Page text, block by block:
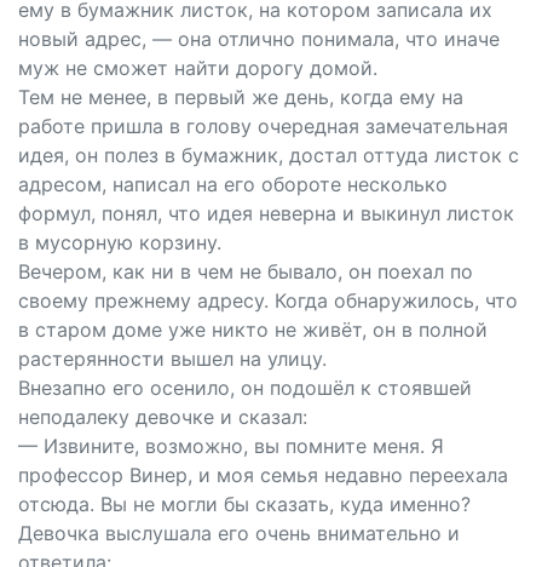
ему в бумажник листок, на котором записала их
новый адрес, — она отлично понимала, что иначе
муж не сможет найти дорогу домой.
Тем не менее, в первый же день, когда ему на
работе пришла в голову очередная замечательная
идея, он полез в бумажник, достал оттуда листок с
адресом, написал на его обороте несколько
формул, понял, что идея неверна и выкинул листок
в мусорную корзину.
Вечером, как ни в чем не бывало, он поехал по
своему прежнему адресу. Когда обнаружилось, что
в старом доме уже никто не живёт, он в полной
растерянности вышел на улицу.
Внезапно его осенило, он подошёл к стоявшей
неподалеку девочке и сказал:
— Извините, возможно, вы помните меня. Я
профессор Винер, и моя семья недавно переехала
отсюда. Вы не могли бы сказать, куда именно?
Девочка выслушала его очень внимательно и
ответила: